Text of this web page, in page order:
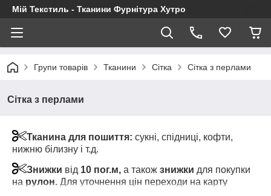
Мій Текстиль - Тканини Фурнітура Хутро
Групи товарів Тканини Сітка Сітка з перлами
Сітка з перлами
Тканина для пошиття: сукні, спідниці, кофти,
нижню білизну і т.д.
Знижки від 10 пог.м, а також знижки для покупки
на рулон. Для уточнення цін переходи на карту